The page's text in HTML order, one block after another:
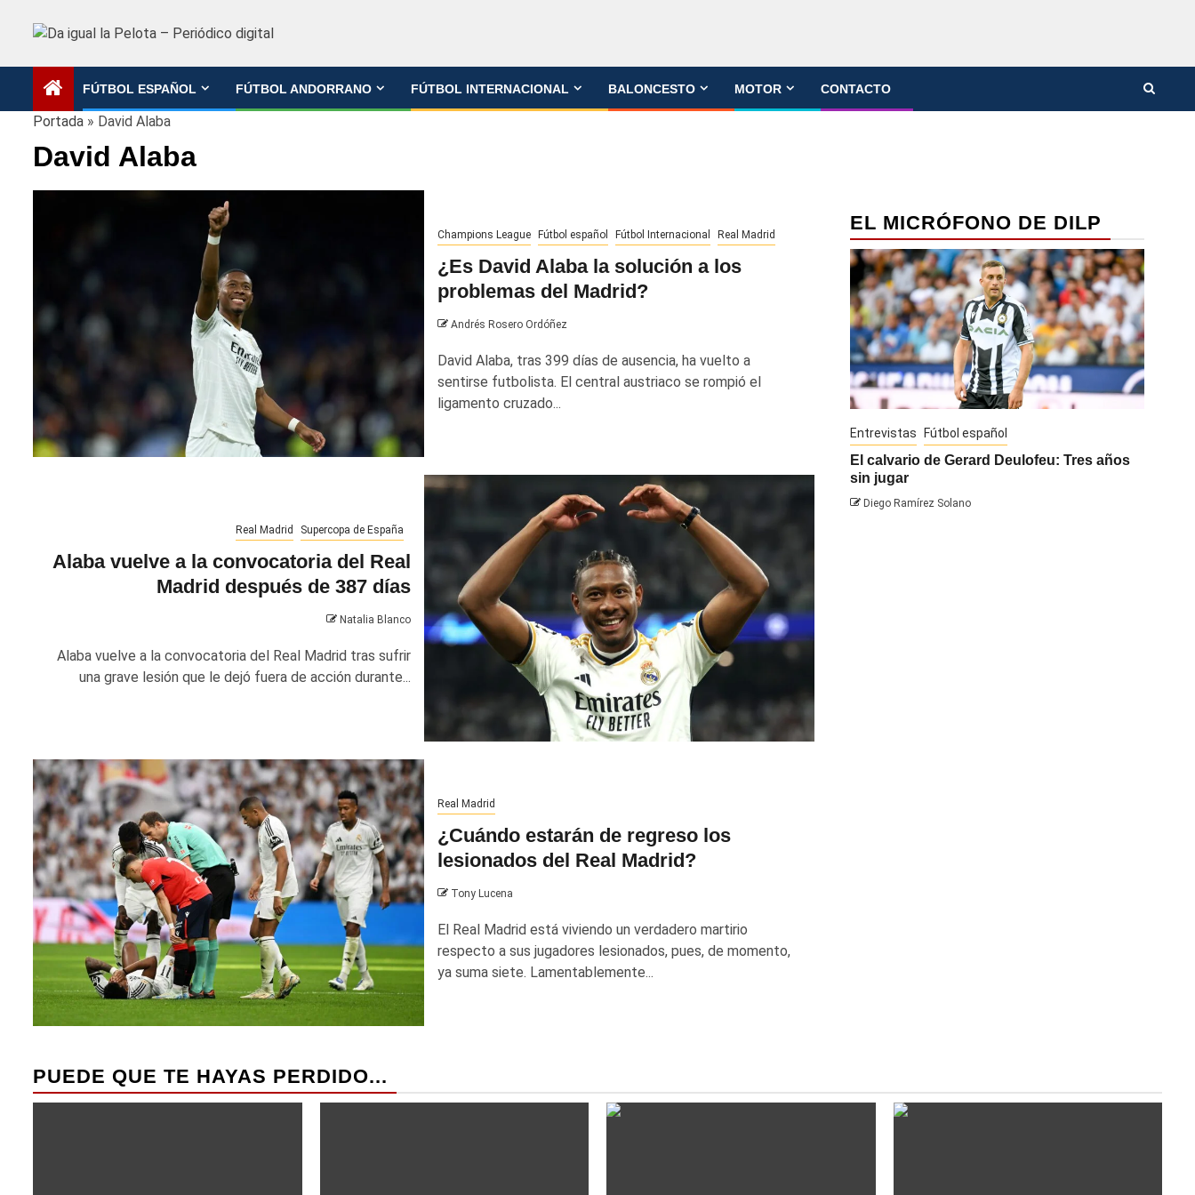
FÚTBOL ESPAÑOL FÚTBOL ANDORRANO FÚTBOL INTERNACIONAL BALONCESTO MOTOR CONTACTO
Portada » David Alaba
David Alaba
Champions League Fútbol español Fútbol Internacional Real Madrid
¿Es David Alaba la solución a los
problemas del Madrid?
Andrés Rosero Ordóñez
David Alaba, tras 399 días de ausencia, ha vuelto a
sentirse futbolista. El central austriaco se rompió el
ligamento cruzado...
Real Madrid Supercopa de España
Alaba vuelve a la convocatoria del Real
Madrid después de 387 días
Natalia Blanco
Alaba vuelve a la convocatoria del Real Madrid tras sufrir
una grave lesión que le dejó fuera de acción durante...
Real Madrid
¿Cuándo estarán de regreso los
lesionados del Real Madrid?
Tony Lucena
El Real Madrid está viviendo un verdadero martirio
respecto a sus jugadores lesionados, pues, de momento,
ya suma siete. Lamentablemente...
EL MICRÓFONO DE DILP
Entrevistas Fútbol español
El calvario de Gerard Deulofeu: Tres años
sin jugar
Diego Ramírez Solano
PUEDE QUE TE HAYAS PERDIDO...